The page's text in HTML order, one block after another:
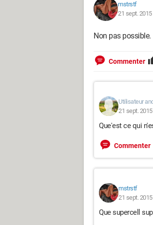
mstrstf
21 sept. 2015
Non pas possible.
Commenter
Utilisateur
21 sept.
Que'est ce qui
Commenter
mstrstf
21 sept.
Que supercell